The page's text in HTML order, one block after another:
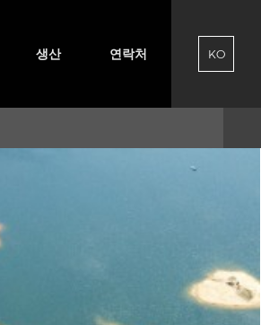
생산 연락처 KO